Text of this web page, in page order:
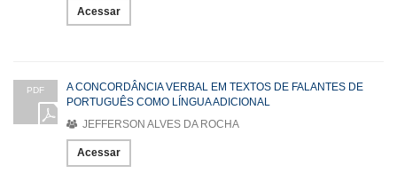
Acessar
PDF
A CONCORDÂNCIA VERBAL EM TEXTOS DE FALANTES DE
PORTUGUÊS COMO LÍNGUA ADICIONAL
JEFFERSON ALVES DA ROCHA
Acessar